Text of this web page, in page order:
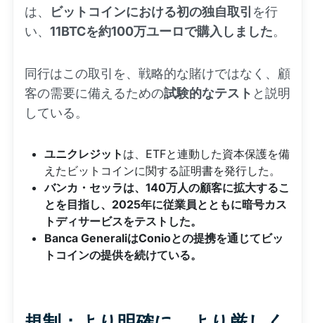
は、
ビットコインにおける初の独自取引 を行
い、 11BTCを約100万ユーロで購入しました。
同行はこの取引を、戦略的な賭けではなく、顧
客の需要に備えるための試験的なテスト と説明
している。
ユニクレジット は、ETFと連動した資本保護を備
えたビットコインに関する証明書を発行した。
バンカ・セッラは、140万人の顧客に拡大するこ
とを目指し、2025年に従業員とともに暗号カス
トディサービスをテストした。
Banca GeneraliはConioとの提携を通じてビッ
トコインの提供を続けている。